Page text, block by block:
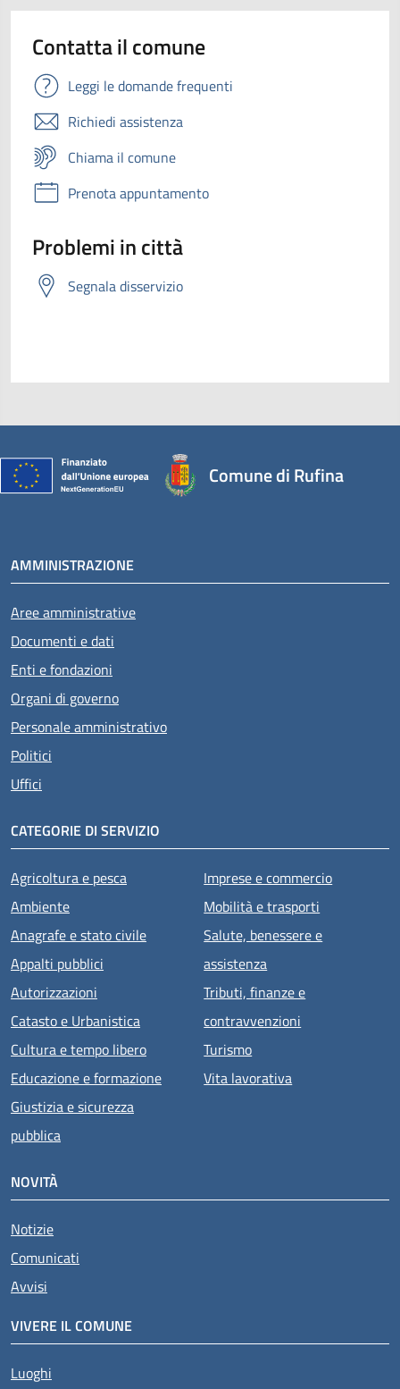
Contatta il comune
Leggi le domande frequenti
Richiedi assistenza
Chiama il comune
Prenota appuntamento
Problemi in città
Segnala disservizio
Comune di Rufina
AMMINISTRAZIONE
Aree amministrative
Documenti e dati
Enti e fondazioni
Organi di governo
Personale amministrativo
Politici
Uffici
CATEGORIE DI SERVIZIO
Agricoltura e pesca
Ambiente
Anagrafe e stato civile
Appalti pubblici
Autorizzazioni
Catasto e Urbanistica
Cultura e tempo libero
Educazione e formazione
Giustizia e sicurezza
pubblica
Imprese e commercio
Mobilità e trasporti
Salute, benessere e
assistenza
Tributi, finanze e
contravvenzioni
Turismo
Vita lavorativa
NOVITÀ
Notizie
Comunicati
Avvisi
VIVERE IL COMUNE
Luoghi